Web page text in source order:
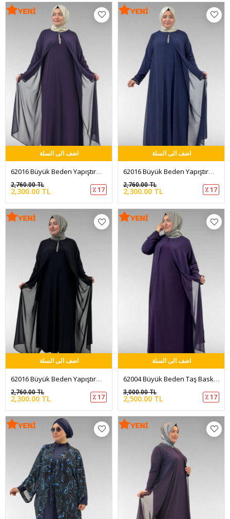
اضف الى السلة
62016 Büyük Beden Yapıştırma Taş Detaylı Sandy-Şifon Elbise - Mor
2,300.00 TL
2,760.00 TL
٪ 17
اضف الى السلة
62016 Büyük Beden Yapıştırma Taş Detaylı Sandy-Şifon Elbise - Lacivert
2,300.00 TL
2,760.00 TL
٪ 17
اضف الى السلة
62016 Büyük Beden Yapıştırma Taş Detaylı Sandy-Şifon Elbise - Siyah
2,300.00 TL
2,760.00 TL
٪ 17
اضف الى السلة
62004 Büyük Beden Taş Baskılı Sandy-Şifon Elbise - Mor
2,500.00 TL
3,000.00 TL
٪ 17